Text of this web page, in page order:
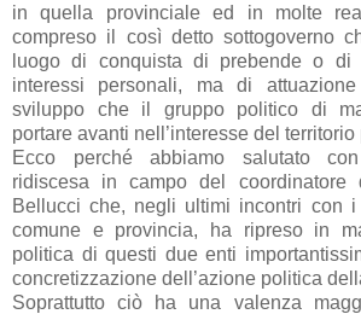
in quella provinciale ed in molte
compreso il così detto sottogoverno
luogo di conquista di prebende o di
interessi personali, ma di
sviluppo che il gruppo politico di
portare avanti nell’interesse del
Ecco perché abbiamo salutato
ridiscesa in campo del coordinatore
Bellucci che, negli ultimi incontri con
comune e provincia, ha ripreso in
politica di questi due enti
concretizzazione dell’azione politica
Soprattutto ciò ha una valenza